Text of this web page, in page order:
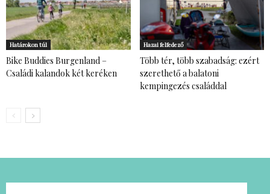
Határokon túl
Bike Buddies Burgenland –
Családi kalandok két keréken
Hazai felfedező
Több tér, több szabadság: ezért
szerethető a balatoni
kempingezés családdal